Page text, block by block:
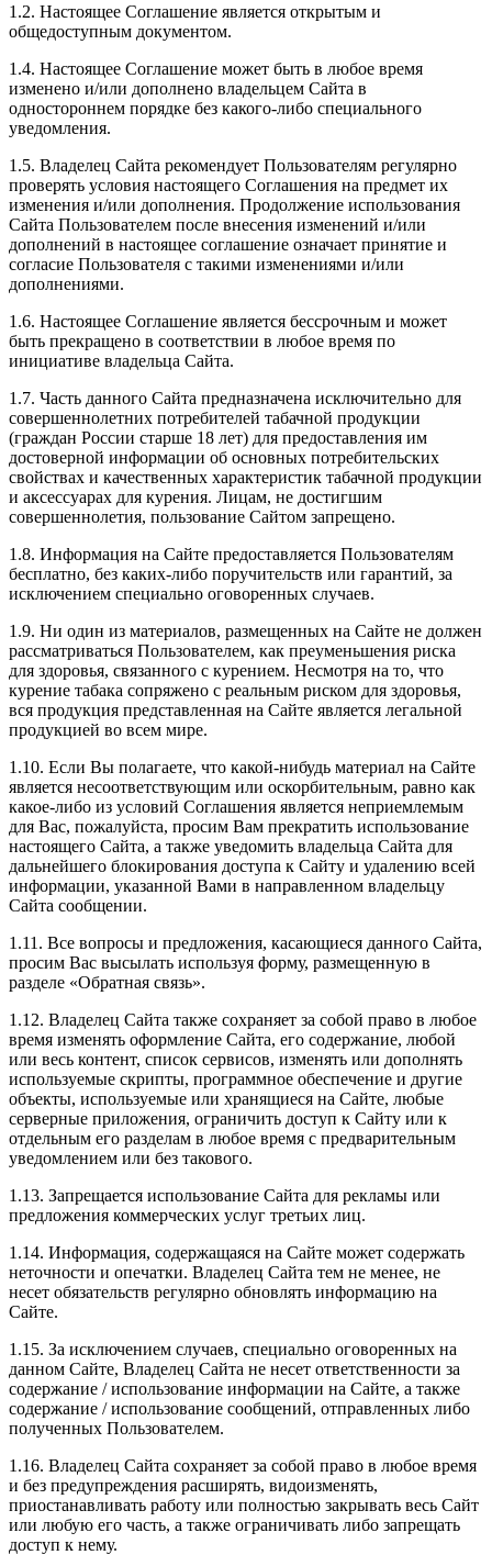
1.2. Настоящее Соглашение является открытым и
общедоступным документом.
1.4. Настоящее Соглашение может быть в любое время
изменено и/или дополнено владельцем Сайта в
одностороннем порядке без какого-либо специального
уведомления.
1.5. Владелец Сайта рекомендует Пользователям регулярно
проверять условия настоящего Соглашения на предмет их
изменения и/или дополнения. Продолжение использования
Сайта Пользователем после внесения изменений и/или
дополнений в настоящее соглашение означает принятие и
согласие Пользователя с такими изменениями и/или
дополнениями.
1.6. Настоящее Соглашение является бессрочным и может
быть прекращено в соответствии в любое время по
инициативе владельца Сайта.
1.7. Часть данного Сайта предназначена исключительно для
совершеннолетних потребителей табачной продукции
(граждан России старше 18 лет) для предоставления им
достоверной информации об основных потребительских
свойствах и качественных характеристик табачной продукции
и аксессуарах для курения. Лицам, не достигшим
совершеннолетия, пользование Сайтом запрещено.
1.8. Информация на Сайте предоставляется Пользователям
бесплатно, без каких-либо поручительств или гарантий, за
исключением специально оговоренных случаев.
1.9. Ни один из материалов, размещенных на Сайте не должен
рассматриваться Пользователем, как преуменьшения риска
для здоровья, связанного с курением. Несмотря на то, что
курение табака сопряжено с реальным риском для здоровья,
вся продукция представленная на Сайте является легальной
продукцией во всем мире.
1.10. Если Вы полагаете, что какой-нибудь материал на Сайте
является несоответствующим или оскорбительным, равно как
какое-либо из условий Соглашения является неприемлемым
для Вас, пожалуйста, просим Вам прекратить использование
настоящего Сайта, а также уведомить владельца Сайта для
дальнейшего блокирования доступа к Сайту и удалению всей
информации, указанной Вами в направленном владельцу
Сайта сообщении.
1.11. Все вопросы и предложения, касающиеся данного Сайта,
просим Вас высылать используя форму, размещенную в
разделе «Обратная связь».
1.12. Владелец Сайта также сохраняет за собой право в любое
время изменять оформление Сайта, его содержание, любой
или весь контент, список сервисов, изменять или дополнять
используемые скрипты, программное обеспечение и другие
объекты, используемые или хранящиеся на Сайте, любые
серверные приложения, ограничить доступ к Сайту или к
отдельным его разделам в любое время с предварительным
уведомлением или без такового.
1.13. Запрещается использование Сайта для рекламы или
предложения коммерческих услуг третьих лиц.
1.14. Информация, содержащаяся на Сайте может содержать
неточности и опечатки. Владелец Сайта тем не менее, не
несет обязательств регулярно обновлять информацию на
Сайте.
1.15. За исключением случаев, специально оговоренных на
данном Сайте, Владелец Сайта не несет ответственности за
содержание / использование информации на Сайте, а также
содержание / использование сообщений, отправленных либо
полученных Пользователем.
1.16. Владелец Сайта сохраняет за собой право в любое время
и без предупреждения расширять, видоизменять,
приостанавливать работу или полностью закрывать весь Сайт
или любую его часть, а также ограничивать либо запрещать
доступ к нему.